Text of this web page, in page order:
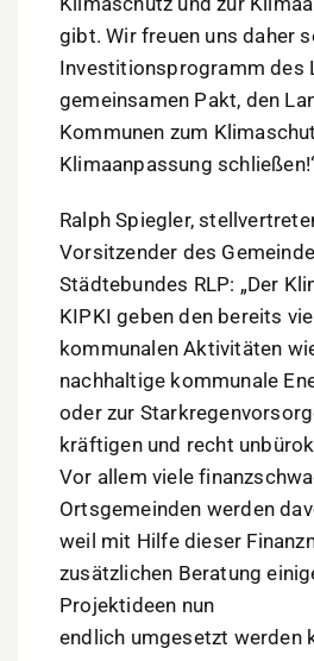
gibt. Wir freuen uns daher
Investitionsprogramm des
gemeinsamen Pakt, den
Kommunen zum
Klimaanpassung
Ralph Spiegler,
Vorsitzender des
Städtebundes RLP: „Der
KIPKI geben den bereits
kommunalen Aktivitäten
nachhaltige kommunale
oder zur
kräftigen und recht
Vor allem viele
Ortsgemeinden werden
weil mit Hilfe dieser
zusätzlichen Beratung
Projektideen nun
endlich umgesetzt werden